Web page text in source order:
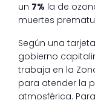
un 7% la de
muertes
Según una
gobierno
trabaja en la
para atender la
atmosférica.